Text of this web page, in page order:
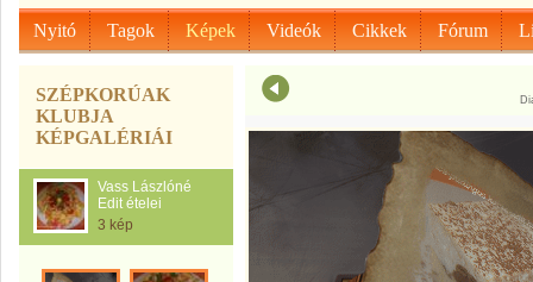
Nyitó Tagok Képek Videók Cikkek Fórum
SZÉPKORÚAK
KLUBJA
KÉPGALÉRIÁI
Vass Lászlóné
Edit ételei
3 kép